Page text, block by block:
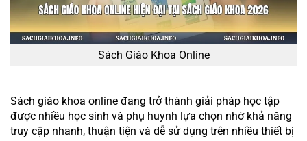
Sách Giáo Khoa Online
Sách giáo khoa online đang trở thành giải pháp học tập
được nhiều học sinh và phụ huynh lựa chọn nhờ khả năng
truy cập nhanh, thuận tiện và dễ sử dụng trên nhiều thiết bị